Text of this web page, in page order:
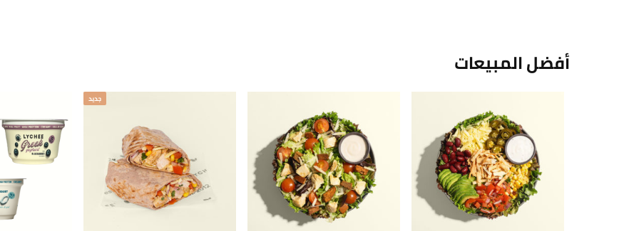
أفضل المبيعات
جديد